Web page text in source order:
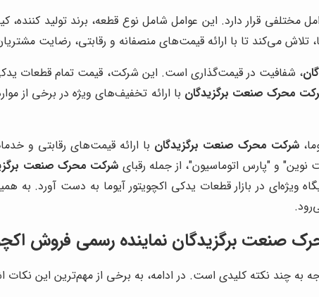
قرار دارد. این عوامل شامل نوع قطعه، برند تولید کننده،
تلاش می‌کند تا با ارائه قیمت‌های منصفانه و رقابتی، رضایت
، شفافیت در قیمت‌گذاری است. این شرکت، قیمت تمام قطعات
محرک صنعت برگزیدگان با ارائه تخفیف‌های ویژه در برخی از
شرکت محرک صنعت برگزیدگان با ارائه قیمت‌های رقابتی و
و "پارس اتوماسیون"، از جمله رقبای شرکت محرک صنعت
ویژه‌ای در بازار قطعات یدکی اکچویتور آیوما به دست آورد. به
صنعت برگزیدگان نماینده رسمی فروش
به چند نکته کلیدی است. در ادامه، به برخی از مهم‌ترین این نکات